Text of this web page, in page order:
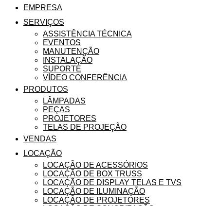
EMPRESA
SERVIÇOS
ASSISTÊNCIA TÉCNICA
EVENTOS
MANUTENÇÃO
INSTALAÇÃO
SUPORTE
VÍDEO CONFERÊNCIA
PRODUTOS
LÂMPADAS
PEÇAS
PROJETORES
TELAS DE PROJEÇÃO
VENDAS
LOCAÇÃO
LOCAÇÃO DE ACESSÓRIOS
LOCAÇÃO DE BOX TRUSS
LOCAÇÃO DE DISPLAY TELAS E TVS
LOCAÇÃO DE ILUMINAÇÃO
LOCAÇÃO DE PROJETORES